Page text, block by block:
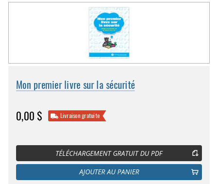
Mon premier livre sur la sécurité
0,00 $ Livraison gratuite
TÉLÉCHARGEMENT GRATUIT DU PDF
AJOUTER AU PANIER